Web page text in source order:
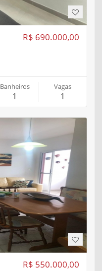
R$ 690.000,00
Banheiros
1
Vagas
1
R$ 550.000,00